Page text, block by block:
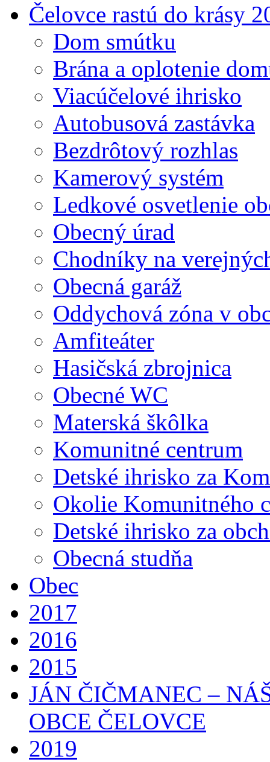
Čelovce rastú do krásy
Dom smútku
Brána a oplotenie
Viacúčelové ihrisko
Autobusová zastávka
Bezdrôtový rozhlas
Kamerový systém
Ledkové osvetlenie
Obecný úrad
Chodníky na
Obecná garáž
Oddychová zóna v
Amfiteáter
Hasičská zbrojnica
Obecné WC
Materská škôlka
Komunitné centrum
Detské ihrisko za
Okolie Komunitného
Detské ihrisko za
Obecná studňa
Obec
2017
2016
2015
JÁN ČIČMANEC –
OBCE ČELOVCE
2019